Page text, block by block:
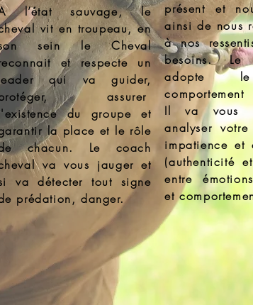
l’état sauvage, le
vit en troupeau, en
sein le Cheval
et respecte un
qui va guider,
assurer
l'existencedu groupe et
la place et le rôle
chacun. Le coach
va vous jauger et
va détecter tout signe
prédation, danger.
présent et
ainsi de nous
à nos
besoins. Le
adopte
Il va vous
analyser
impatience et
(authenticité
entre
et